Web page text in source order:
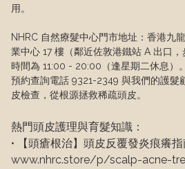
用。
NHRC 自然療髮中心門市地址：香港九
業中心 17 樓（鄰近佐敦港鐵站 A 出口
時間為 11:00 - 20:00（逢星期二休息）
預約查詢電話 9321-2349 與我們的護髮
皮檢查，從根源拯救稀疏頭皮。
熱門頭皮護理與育髮知識：
• 【頭瘡根治】頭皮反覆發炎痕癢指
www.nhrc.store/p/scalp-acne-